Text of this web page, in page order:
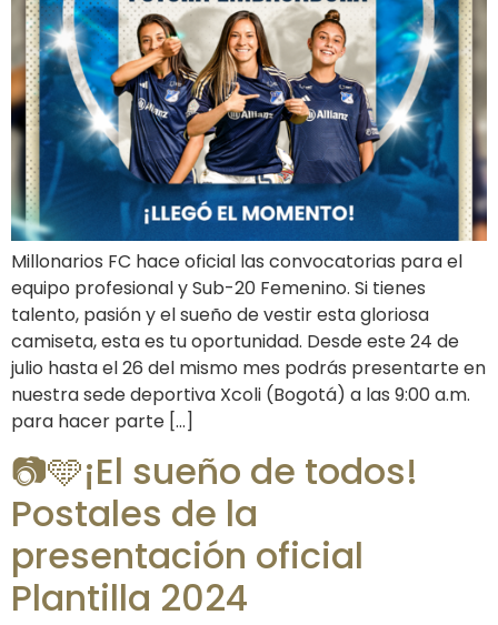
Millonarios FC hace oficial las convocatorias para el
equipo profesional y Sub-20 Femenino. Si tienes
talento, pasión y el sueño de vestir esta gloriosa
camiseta, esta es tu oportunidad. Desde este 24 de
julio hasta el 26 del mismo mes podrás presentarte en
nuestra sede deportiva Xcoli (Bogotá) a las 9:00 a.m.
para hacer parte […]
📷🩵¡El sueño de todos!
Postales de la
presentación oficial
Plantilla 2024